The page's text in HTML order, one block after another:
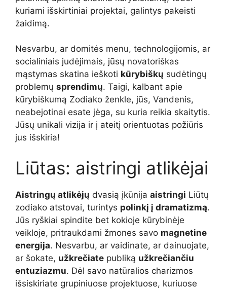
kuriami išskirtiniai projektai, galintys pakeisti
žaidimą.
Nesvarbu, ar domitės menu, technologijomis, ar
socialiniais judėjimais, jūsų novatoriškas
mąstymas skatina ieškoti kūrybiškų sudėtingų
problemų sprendimų. Taigi, kalbant apie
kūrybiškumą Zodiako ženkle, jūs, Vandenis,
neabejotinai esate jėga, su kuria reikia skaitytis.
Jūsų unikali vizija ir į ateitį orientuotas požiūris
jus išskiria!
Liūtas: aistringi atlikėjai
Aistringų atlikėjų dvasią įkūnija aistringi Liūtų
zodiako atstovai, turintys polinkį į dramatizmą.
Jūs ryškiai spindite bet kokioje kūrybinėje
veikloje, pritraukdami žmones savo magnetine
energija. Nesvarbu, ar vaidinate, ar dainuojate,
ar šokate, užkrečiate publiką užkrečiančiu
entuziazmu. Dėl savo natūralios charizmos
išsiskiriate grupiniuose projektuose, kuriuose